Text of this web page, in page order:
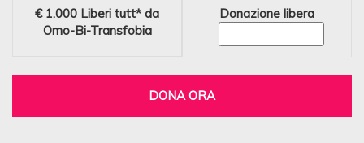
€ 1.000 Liberi tutt* da
Omo-Bi-Transfobia
Donazione libera
DONA ORA